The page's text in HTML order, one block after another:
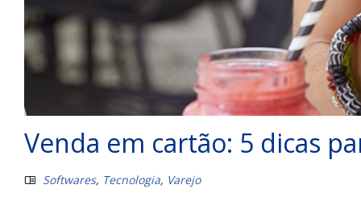
Venda em cartão: 5 dicas
Softwares, Tecnologia, Varejo